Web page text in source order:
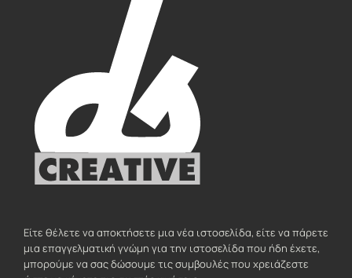
Είτε θέλετε να αποκτήσετε μια νέα ιστοσελίδα, είτε να πάρετε
μια επαγγελματική γνώμη για την ιστοσελίδα που ήδη έχετε,
μπορούμε να σας δώσουμε τις συμβουλές που χρειάζεστε